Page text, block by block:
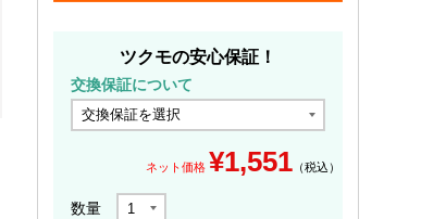
ツクモの安心保証！
交換保証について
ネット価格 ¥1,551 （税込）
数量